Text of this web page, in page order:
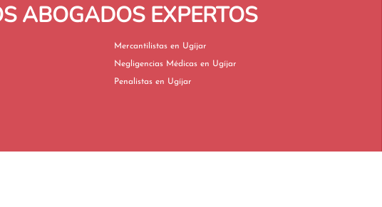
ABOGADOS EXPERTOS
Mercantilistas en Ugíjar
Negligencias Médicas en Ugíjar
Penalistas en Ugíjar